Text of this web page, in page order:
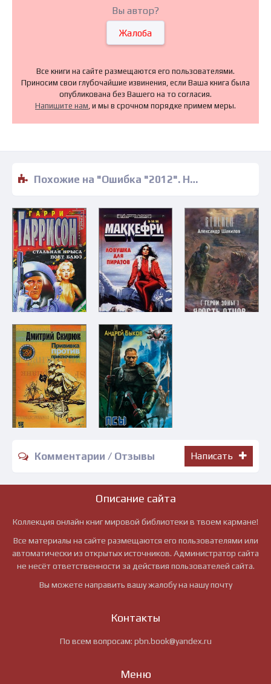
Вы автор?
Жалоба
Все книги на сайте размещаются его пользователями.
Приносим свои глубочайшие извинения, если Ваша книга была
опубликована без Вашего на то согласия.
Напишите нам, и мы в срочном порядке примем меры.
Похожие на "Ошибка "2012". Новая игра - Феликс Разумовский" книги читать бесплатно полные версии
Комментарии / Отзывы Написать
Описание сайта
Коллекция онлайн книг мировой библиотеки в твоем кармане!
Все материалы на сайте размещаются его пользователями или
автоматически из открытых источников. Администратор сайта
не несёт ответственности за действия пользователей сайта.
Вы можете направить вашу жалобу на нашу почту
Контакты
По всем вопросам: pbn.book@yandex.ru
Меню